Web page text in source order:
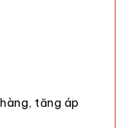
tăng áp